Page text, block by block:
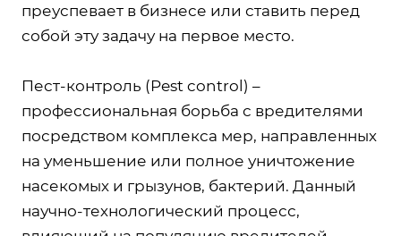
преуспевает в бизнесе или ставить перед
собой эту задачу на первое место.
Пест-контроль (Pest control) –
профессиональная борьба с вредителями
посредством комплекса мер, направленных
на уменьшение или полное уничтожение
насекомых и грызунов, бактерий. Данный
научно-технологический процесс,